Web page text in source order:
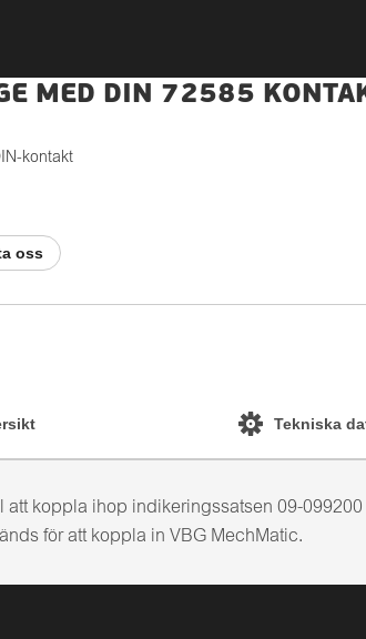
MED DIN 72585
kontakt
oss
Tekniska
att koppla ihop indikeringssatsen 09-
för att koppla in VBG MechMatic.